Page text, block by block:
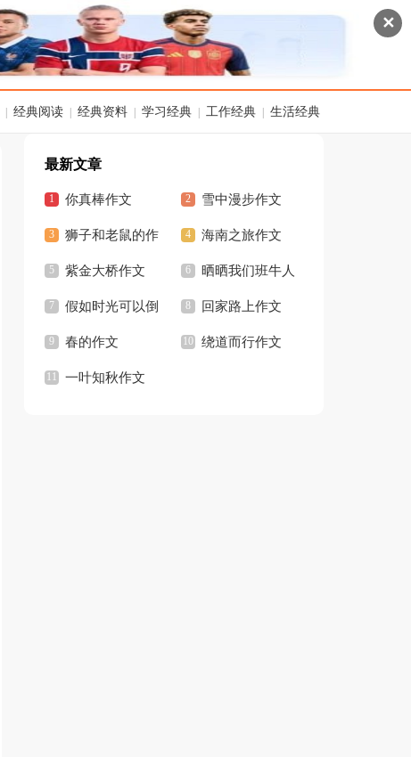
✕
经典阅读 经典资料 学习经典 工作经典 生活经典
最新文章
你真棒作文 雪中漫步作文
狮子和老鼠的作
文
海南之旅作文
紫金大桥作文 晒晒我们班牛人
作文
假如时光可以倒
流作文初中
回家路上作文
春的作文 绕道而行作文
一叶知秋作文